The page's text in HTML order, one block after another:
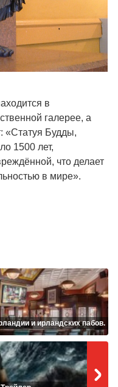
в
галерее, а
«Статуя Будды,
1500 лет,
что делает
в мире».
и ирландских пабов.